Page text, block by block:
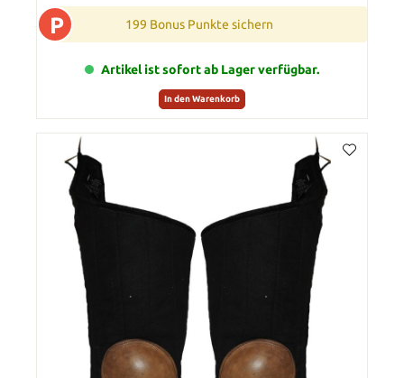
P 199 Bonus Punkte sichern
Artikel ist sofort ab Lager verfügbar.
In den Warenkorb